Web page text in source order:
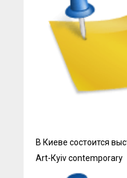
В Киеве состоится
Art-Кyiv contemporary